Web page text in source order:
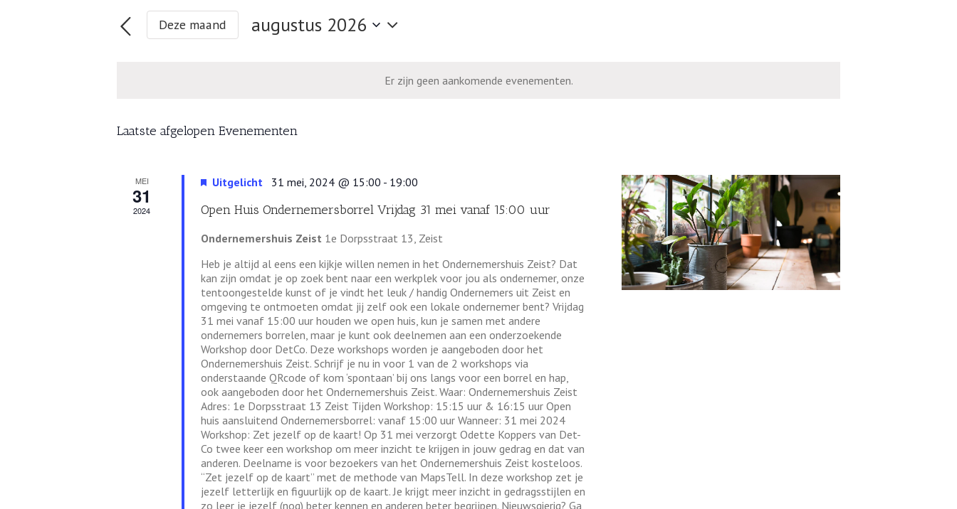
Er zijn geen aankomende evenementen.
weergeven
Zoek
voor
Deze maand
augustus 2026
Kalender
Laatste afgelopen Evenementen
MEI
31
2024
Uitgelicht 31 mei, 2024 @ 15:00 - 19:00
Open Huis Ondernemersborrel Vrijdag 31 mei vanaf 15:00 uur
Ondernemershuis Zeist 1e Dorpsstraat 13, Zeist
Heb je altijd al eens een kijkje willen nemen in het Ondernemershuis Zeist? Dat
kan zijn omdat je op zoek bent naar een werkplek voor jou als ondernemer, onze
tentoongestelde kunst of je vindt het leuk / handig Ondernemers uit Zeist en
omgeving te ontmoeten omdat jij zelf ook een lokale ondernemer bent? Vrijdag
31 mei vanaf 15:00 uur houden we open huis, kun je samen met andere
ondernemers borrelen, maar je kunt ook deelnemen aan een onderzoekende
Workshop door DetCo. Deze workshops worden je aangeboden door het
Ondernemershuis Zeist. Schrijf je nu in voor 1 van de 2 workshops via
onderstaande QRcode of kom ‘spontaan’ bij ons langs voor een borrel en hap,
ook aangeboden door het Ondernemershuis Zeist. Waar: Ondernemershuis Zeist
Adres: 1e Dorpsstraat 13 Zeist Tijden Workshop: 15:15 uur & 16:15 uur Open
huis aansluitend Ondernemersborrel: vanaf 15:00 uur Wanneer: 31 mei 2024
Workshop: Zet jezelf op de kaart! Op 31 mei verzorgt Odette Koppers van Det-
Co twee keer een workshop om meer inzicht te krijgen in jouw gedrag en dat van
anderen. Deelname is voor bezoekers van het Ondernemershuis Zeist kosteloos.
“Zet jezelf op de kaart” met de methode van MapsTell. In deze workshop zet je
jezelf letterlijk en figuurlijk op de kaart. Je krijgt meer inzicht in gedragsstijlen en
zo leer je jezelf (nog) beter kennen en anderen beter begrijpen. Nieuwsgierig? Ga